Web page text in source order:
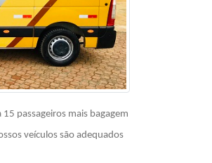
passageiros mais bagagem
veículos são adequados